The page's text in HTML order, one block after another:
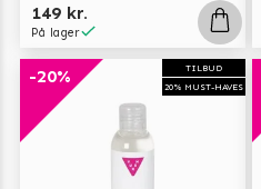
149 kr.
På lager
TILBUD
20% MUST-HAVES
-20%